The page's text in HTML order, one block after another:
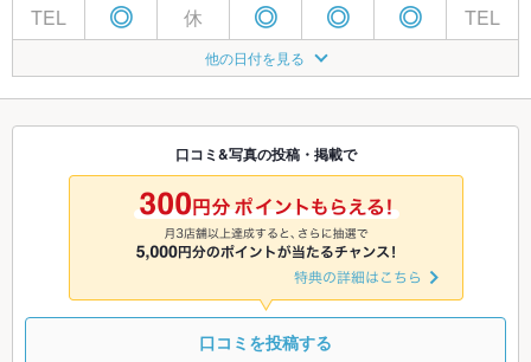
TEL ◎ 休 ◎ ◎ ◎ TEL
TEL ◎
8/25
休
8/26
◎
8/27
◎ ◎ TEL
8/30 8/31 9/1
休
9/2
TEL
9/3
◎
9/4 9/5
9/8
休 TEL ◎ ◎
他の日付を見る
口コミ&写真の投稿・掲載で
口コミを投稿する